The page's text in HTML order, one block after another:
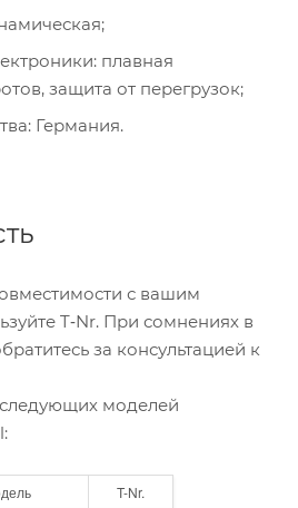
плавная
защита от перегрузок;
Германия.
с вашим
T‑Nr. При сомнениях в
за консультацией к
моделей
T-Nr.